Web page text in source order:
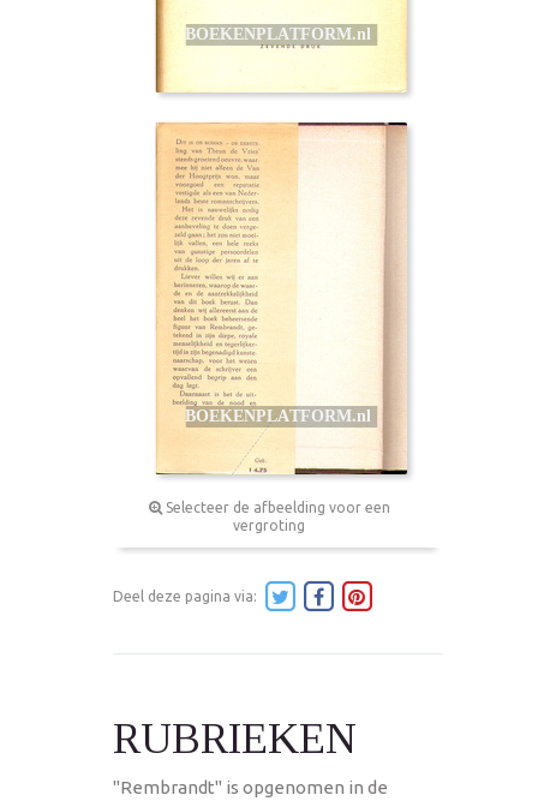
Selecteer de afbeelding voor een
vergroting
Deel deze pagina via:
RUBRIEKEN
"Rembrandt" is opgenomen in de